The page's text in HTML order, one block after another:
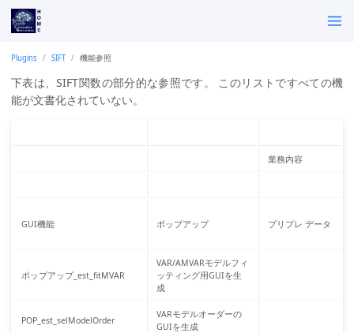
Plugins SIFT 機能参照
下表は、SIFT関数の部分的な参照です。 このリストですべての機
能が文書化されていない。
業務内容
GUI機能 ポップアップ プリプレ データ
ポップアップ_est_fitMVAR
VAR/AMVARモデルフィ
ッティング用GUIを生
成
POP_est_selModelOrder
VARモデルオーダーの
GUIを生成